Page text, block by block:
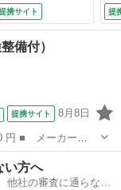
社外アルミホー
フォグランプ
ンパネシフト 衝
安全ボディ 盗難
（検9.2）
携サイト 提
備付）
提携サイト 8月8日
： Ｊ Ｊ ■ 排気
CVT ■ 店舗PR...
い方へ
他社の審査に通らなか